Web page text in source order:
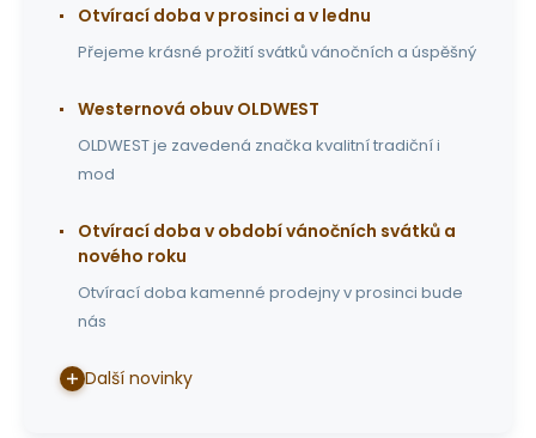
Otvírací doba v prosinci a v lednu
Přejeme krásné prožití svátků vánočních a úspěšný
Westernová obuv OLDWEST
OLDWEST je zavedená značka kvalitní tradiční i
mod
Otvírací doba v období vánočních svátků a
nového roku
Otvírací doba kamenné prodejny v prosinci bude
nás
Další novinky